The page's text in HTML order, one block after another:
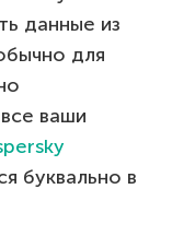
данные из
для
ваши
буквально в